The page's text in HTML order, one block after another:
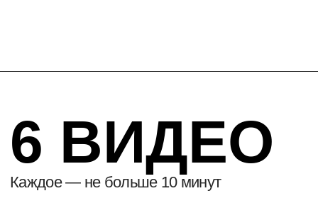
ЧТО
ИЗ КУРСА
ЧТО ТАКОЕ
БИЗНЕС-ДИЗАЙН
И ПОЧЕМУ